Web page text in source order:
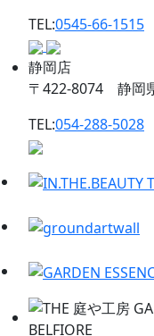
TEL:0545-66-1515
静岡店
〒422-8074 静岡
TEL:054-288-5028